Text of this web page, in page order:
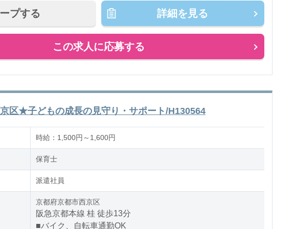
・園内の掃除、消毒 など
担当クラス：乳児またはクラスフリー
時間ごとのお仕事
プする 詳細を見る
この求人に応募する
区★子どもの成長の見守り・サポート/H130564
時給：1,500円～1,600円
保育士
派遣社員
京都府京都市西京区
阪急京都本線 桂 徒歩13分
■バイク、自転車通勤OK